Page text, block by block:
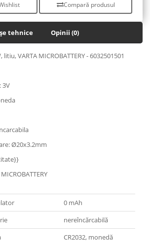
Compară produsul
tehnice Opinii (0)
VARTA MICROBATTERY - 6032501501
3V
Ø20x3.2mm
0 mAh
nereîncărcabilă
CR2032, monedă